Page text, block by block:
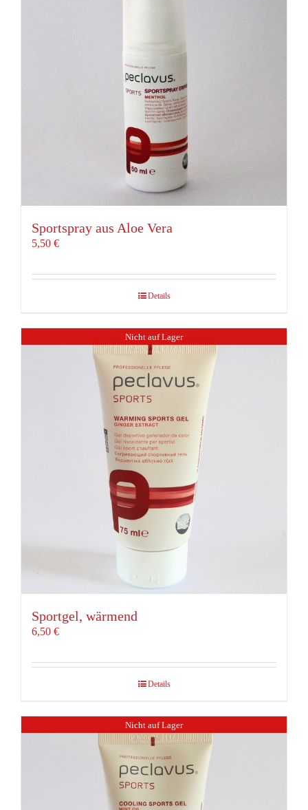
Sportspray aus Aloe Vera
5,50 €
Details
Nicht auf Lager
Sportgel, wärmend
6,50 €
Details
Nicht auf Lager